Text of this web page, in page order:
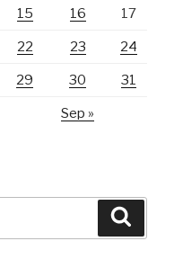
15 16 17
22 23 24
29 30 31
Sep »